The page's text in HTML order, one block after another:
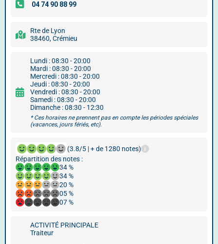
Rte de Lyon
38460, Crémieu
Lundi : 08:30 - 20:00
Mardi : 08:30 - 20:00
Mercredi : 08:30 - 20:00
Jeudi : 08:30 - 20:00
Vendredi : 08:30 - 20:00
Samedi : 08:30 - 20:00
Dimanche : 08:30 - 12:30
* Ces horaires ne prennent pas en compte les périodes spéciales
(vacances, jours fériés, etc).
(3.8/5 | + de 1280 notes)
Répartition des notes :
34 %
34 %
20 %
05 %
07 %
ACTIVITÉ PRINCIPALE
Traiteur